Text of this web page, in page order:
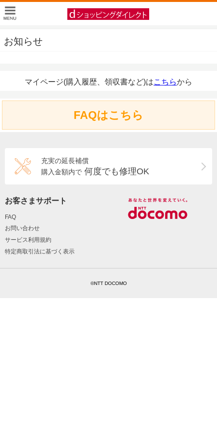
お知らせ
マイページ(購入履歴、領収書など)はこちらから
FAQはこちら
充実の延長補償
購入金額内で 何度でも修理OK
お客さまサポート
FAQ
お問い合わせ
サービス利用規約
特定商取引法に基づく表示
©NTT DOCOMO